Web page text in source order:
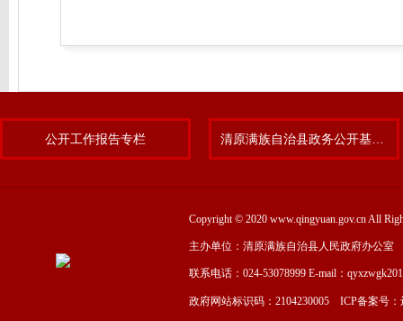
公开工作报告专栏
Copyright © 2020 www.qingyuan.gov.cn All
主办单位：清原满族自治县人民政府办公室
联系电话：024-53078999 E-mail：
政府网站标识码：2104230005 ICP备案号：